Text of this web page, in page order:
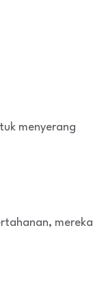
menyerang
mereka